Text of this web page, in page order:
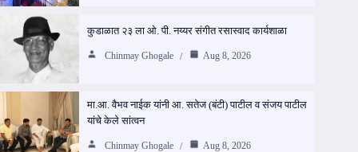
कुडाळात २३ ला ओ. पी. नय्यर संगीत रसास्वाद कार्यशाळा
Chinmay Ghogale Aug 8, 2026
मा.आ. वैभव नाईक यांनी आ. सतेज (बंटी) पाटील व संजय पाटील
यांचे केले सांत्वन
Chinmay Ghogale Aug 8, 2026